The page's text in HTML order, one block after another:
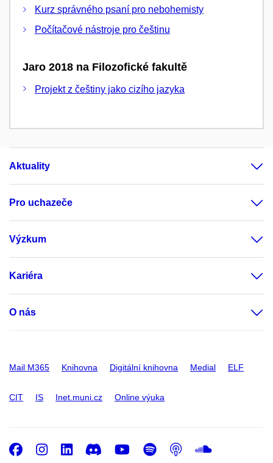
Kurz správného psaní pro nebohemisty
Počítačové nástroje pro češtinu
Jaro 2018 na Filozofické fakultě
Projekt z češtiny jako cizího jazyka
Aktuality
Pro uchazeče
Výzkum
Kariéra
O nás
Mail M365 Knihovna Digitální knihovna Medial ELF
CIT IS Inet.muni.cz Online výuka
Facebook
Instagram
LinkedIn
DiscordYoutube
Spotify
Podcast